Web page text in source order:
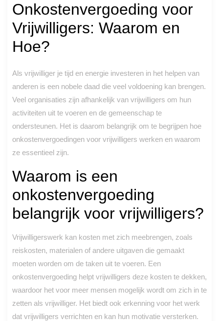
Onkostenvergoeding voor
Vrijwilligers: Waarom en
Hoe?
Als vrijwilliger je tijd en energie investeren in het helpen van
anderen is een nobele daad die veel voldoening kan brengen.
Veel organisaties zijn afhankelijk van vrijwilligers om hun
activiteiten uit te voeren en de gemeenschap te
ondersteunen. Het is daarom belangrijk om te begrijpen hoe
onkostenvergoedingen voor vrijwilligers werken en waarom
ze essentieel zijn.
Waarom is een
onkostenvergoeding
belangrijk voor vrijwilligers?
Vrijwilligerswerk kan kosten met zich meebrengen, zoals
reiskosten, materialen of andere uitgaven die gemaakt
moeten worden om de taken uit te voeren. Een
onkostenvergoeding helpt vrijwilligers deze kosten te dekken,
waardoor het voor meer mensen mogelijk wordt om zich in te
zetten als vrijwilliger. Het biedt ook erkenning voor het werk
dat vrijwilligers verrichten en kan hun motivatie versterken.